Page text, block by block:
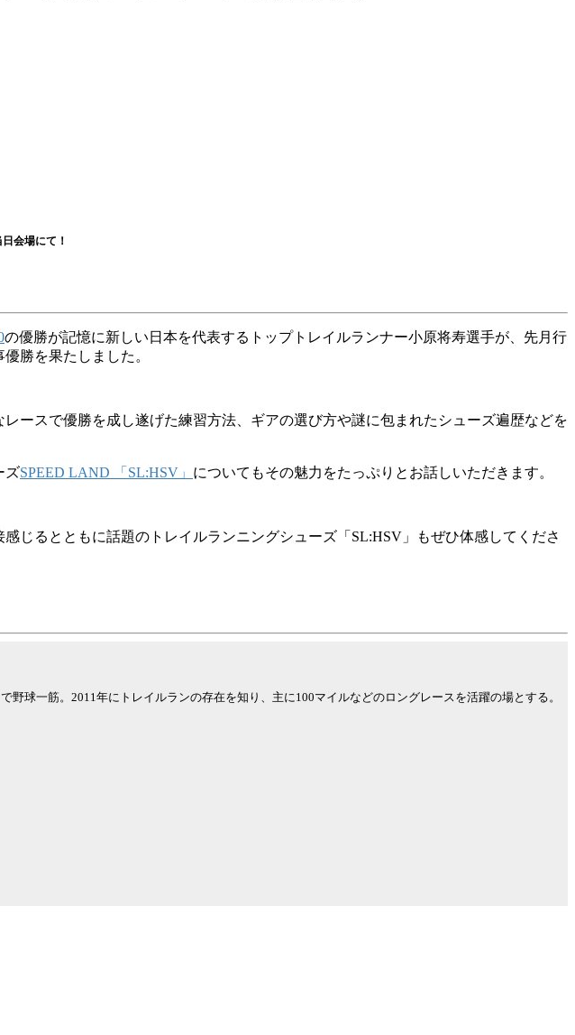
会場にて！
の優勝が記憶に新しい日本を代表するトップトレイルランナー小原将寿選手が、先月行
勝を果たしました。
ースで優勝を成し遂げた練習方法、ギアの選び方や謎に包まれたシューズ遍歴などを
ズSPEED LAND 「SL:HSV」 についてもその魅力をたっぷりとお話しいただきます。
じるとともに話題のトレイルランニングシューズ「SL:HSV」もぜひ体感してくださ
球一筋。2011年にトレイルランの存在を知り、主に100マイルなどのロングレースを活躍の場とする。